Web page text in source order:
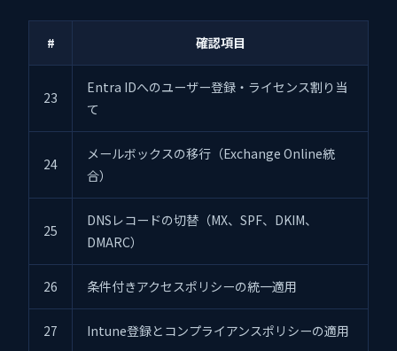
# 確認項目
23
Entra IDへのユーザー登録・ライセンス割り当
て
24
メールボックスの移行（Exchange Online統
合）
25
DNSレコードの切替（MX、SPF、DKIM、
DMARC）
26 条件付きアクセスポリシーの統一適用
27 Intune登録とコンプライアンスポリシーの適用